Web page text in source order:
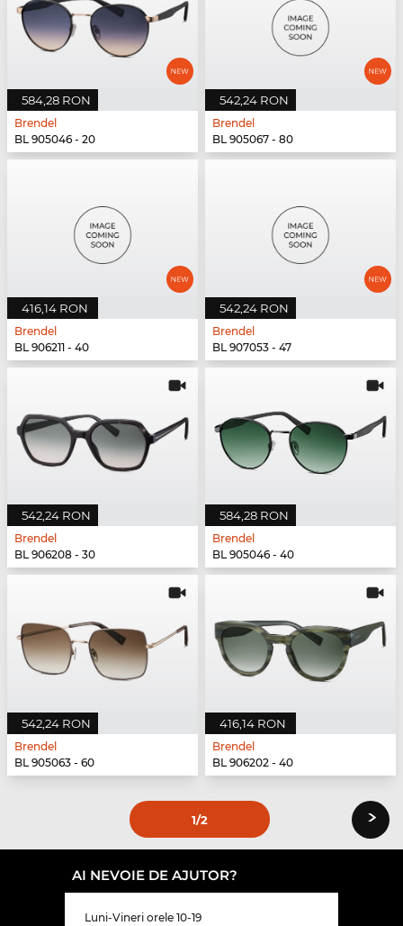
584,28 RON
Brendel
BL 905046 - 20
542,24 RON
Brendel
BL 905067 - 80
416,14 RON
Brendel
BL 906211 - 40
542,24 RON
Brendel
BL 907053 - 47
542,24 RON
Brendel
BL 906208 - 30
584,28 RON
Brendel
BL 905046 - 40
542,24 RON
Brendel
BL 905063 - 60
416,14 RON
Brendel
BL 906202 - 40
1/2 ›
AI NEVOIE DE AJUTOR?
Luni-Vineri orele 10-19